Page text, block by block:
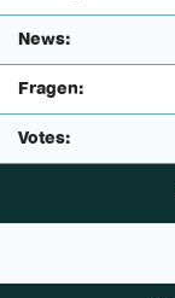
News:
Fragen:
Votes: